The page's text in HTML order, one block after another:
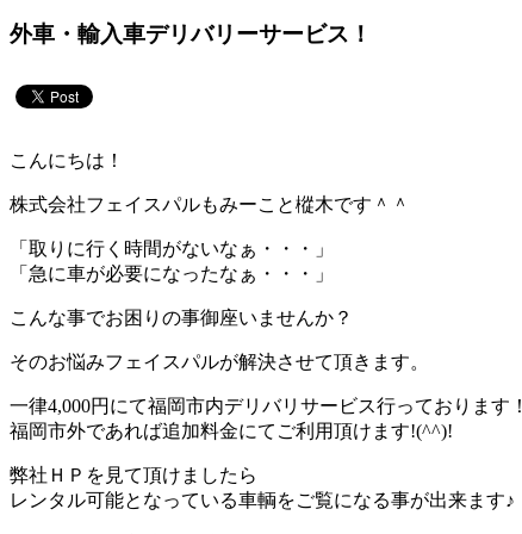
外車・輸入車デリバリーサービス！
こんにちは！
株式会社フェイスパルもみーこと樅木です＾＾
「取りに行く時間がないなぁ・・・」
「急に車が必要になったなぁ・・・」
こんな事でお困りの事御座いませんか？
そのお悩みフェイスパルが解決させて頂きます。
一律4,000円にて福岡市内デリバリサービス行っております！
福岡市外であれば追加料金にてご利用頂けます!(^^)!
弊社ＨＰを見て頂けましたら
レンタル可能となっている車輌をご覧になる事が出来ます♪